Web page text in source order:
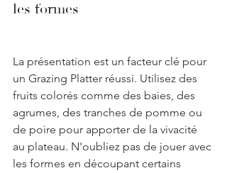
les formes
La présentation est un facteur clé pour
un Grazing Platter réussi. Utilisez des
fruits colorés comme des baies, des
agrumes, des tranches de pomme ou
de poire pour apporter de la vivacité
au plateau. N'oubliez pas de jouer avec
les formes en découpant certains